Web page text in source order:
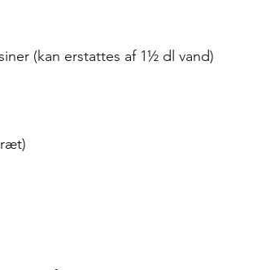
(kan erstattes af 1½ dl vand)